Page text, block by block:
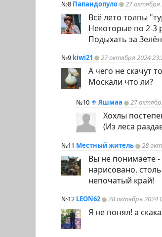
№8 Папандопуло 27 октября
Всё лето толпы
Некоторые по 2-3
Подыхать за
№9 kiwi21 27 октября 2024
А чего не скачут
Москали что ли?
№10 ↑ Яшмаа 27
Хохлы
(Из леса
№11 Местный житель 28
Вы не понимаете -
нарисовано,
непочатый край!
№12 LEON62 28 октября 2024
Я не понял! а